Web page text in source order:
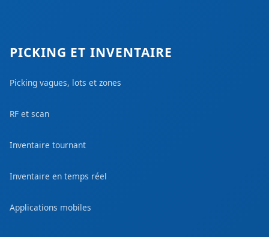
PICKING ET INVENTAIRE
Picking vagues, lots et zones
RF et scan
Inventaire tournant
Inventaire en temps réel
Applications mobiles